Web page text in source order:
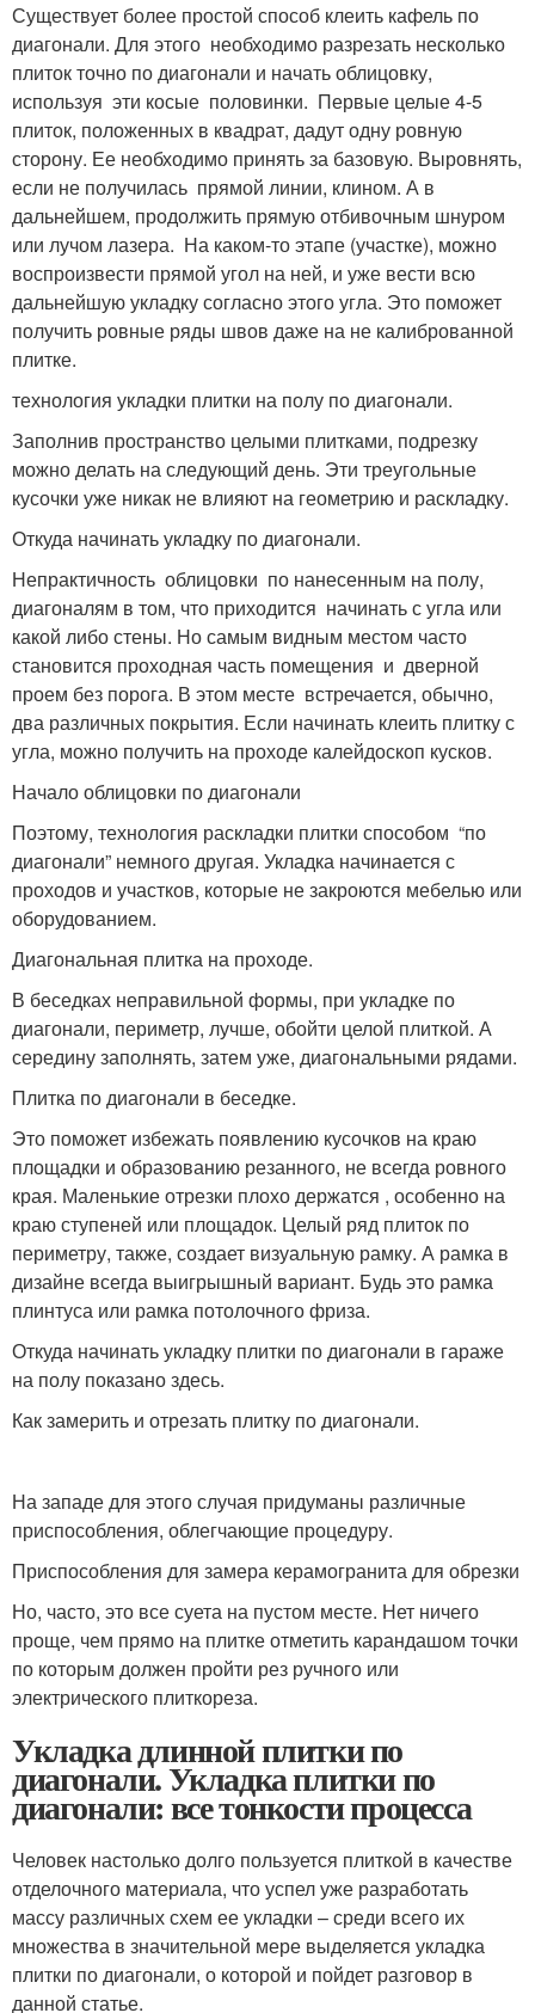
Существует более простой способ клеить кафель по
диагонали. Для этого необходимо разрезать несколько
плиток точно по диагонали и начать облицовку,
используя эти косые половинки. Первые целые 4-5
плиток, положенных в квадрат, дадут одну ровную
сторону. Ее необходимо принять за базовую. Выровнять,
если не получилась прямой линии, клином. А в
дальнейшем, продолжить прямую отбивочным шнуром
или лучом лазера. На каком-то этапе (участке), можно
воспроизвести прямой угол на ней, и уже вести всю
дальнейшую укладку согласно этого угла. Это поможет
получить ровные ряды швов даже на не калиброванной
плитке.
технология укладки плитки на полу по диагонали.
Заполнив пространство целыми плитками, подрезку
можно делать на следующий день. Эти треугольные
кусочки уже никак не влияют на геометрию и раскладку.
Откуда начинать укладку по диагонали.
Непрактичность облицовки по нанесенным на полу,
диагоналям в том, что приходится начинать с угла или
какой либо стены. Но самым видным местом часто
становится проходная часть помещения и дверной
проем без порога. В этом месте встречается, обычно,
два различных покрытия. Если начинать клеить плитку с
угла, можно получить на проходе калейдоскоп кусков.
Начало облицовки по диагонали
Поэтому, технология раскладки плитки способом “по
диагонали” немного другая. Укладка начинается с
проходов и участков, которые не закроются мебелью или
оборудованием.
Диагональная плитка на проходе.
В беседках неправильной формы, при укладке по
диагонали, периметр, лучше, обойти целой плиткой. А
середину заполнять, затем уже, диагональными рядами.
Плитка по диагонали в беседке.
Это поможет избежать появлению кусочков на краю
площадки и образованию резанного, не всегда ровного
края. Маленькие отрезки плохо держатся , особенно на
краю ступеней или площадок. Целый ряд плиток по
периметру, также, создает визуальную рамку. А рамка в
дизайне всегда выигрышный вариант. Будь это рамка
плинтуса или рамка потолочного фриза.
Откуда начинать укладку плитки по диагонали в гараже
на полу показано здесь.
Как замерить и отрезать плитку по диагонали.
На западе для этого случая придуманы различные
приспособления, облегчающие процедуру.
Приспособления для замера керамогранита для обрезки
Но, часто, это все суета на пустом месте. Нет ничего
проще, чем прямо на плитке отметить карандашом точки
по которым должен пройти рез ручного или
электрического плиткореза.
Укладка длинной плитки по
диагонали. Укладка плитки по
диагонали: все тонкости процесса
Человек настолько долго пользуется плиткой в качестве
отделочного материала, что успел уже разработать
массу различных схем ее укладки – среди всего их
множества в значительной мере выделяется укладка
плитки по диагонали, о которой и пойдет разговор в
данной статье.